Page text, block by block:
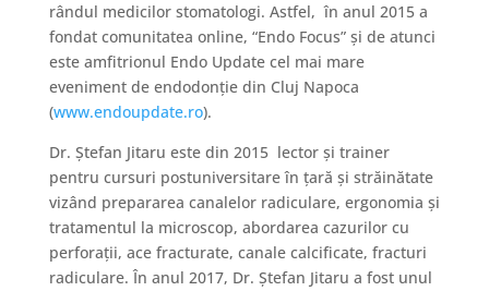
rândul medicilor stomatologi. Astfel, în anul 2015 a
fondat comunitatea online, “Endo Focus” și de atunci
este amfitrionul Endo Update cel mai mare
eveniment de endodonție din Cluj Napoca
(www.endoupdate.ro).
Dr. Ștefan Jitaru este din 2015 lector şi trainer
pentru cursuri postuniversitare în țară și străinătate
vizând prepararea canalelor radiculare, ergonomia şi
tratamentul la microscop, abordarea cazurilor cu
perforaţii, ace fracturate, canale calcificate, fracturi
radiculare. În anul 2017, Dr. Ștefan Jitaru a fost unul